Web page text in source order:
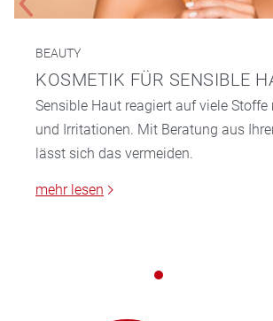
BEAUTY
KOSMETIK FÜR SENSIBLE
Sensible Haut reagiert auf viele Stoffe
und Irritationen. Mit Beratung aus
lässt sich das vermeiden.
mehr lesen